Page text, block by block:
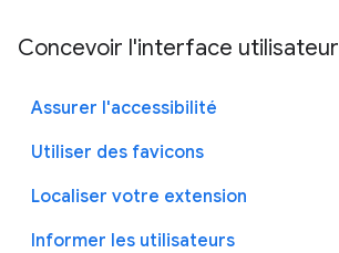
Concevoir l'interface utilisateur
Assurer l'accessibilité
Utiliser des favicons
Localiser votre extension
Informer les utilisateurs